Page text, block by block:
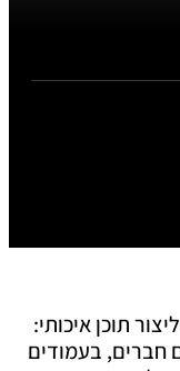
תוכן איכותי:
בעמודים